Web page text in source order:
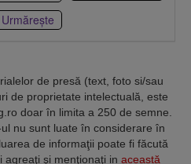
Urmărește
de presă (text, foto si/sau
de proprietate intelectuală, este
doar în limita a 250 de semne.
nu sunt luate în considerare în
de informaţii poate fi făcută
agreaţi şi menţionaţi in această